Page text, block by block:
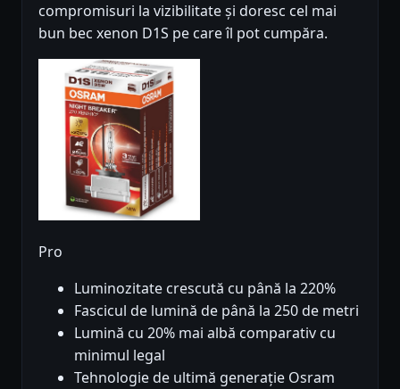
compromisuri la vizibilitate și doresc cel mai
bun bec xenon D1S pe care îl pot cumpăra.
Pro
Luminozitate crescută cu până la 220%
Fascicul de lumină de până la 250 de metri
Lumină cu 20% mai albă comparativ cu
minimul legal
Tehnologie de ultimă generație Osram